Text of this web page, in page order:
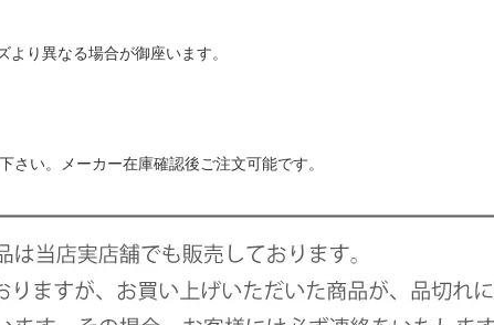
り異なる場合が御座います。
い。メーカー在庫確認後ご注文可能です。